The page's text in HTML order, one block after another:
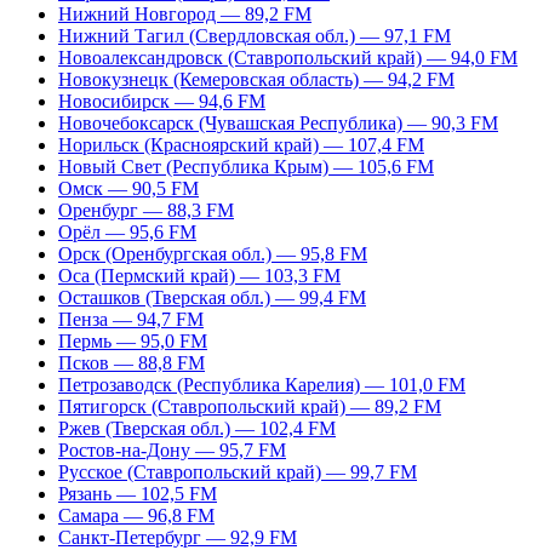
Нижний Новгород — 89,2 FM
Нижний Тагил (Свердловская обл.) — 97,1 FM
Новоалександровск (Ставропольский край) — 94,0 FM
Новокузнецк (Кемеровская область) — 94,2 FM
Новосибирск — 94,6 FM
Новочебоксарск (Чувашская Республика) — 90,3 FM
Норильск (Красноярский край) — 107,4 FM
Новый Свет (Республика Крым) — 105,6 FM
Омск — 90,5 FM
Оренбург — 88,3 FM
Орёл — 95,6 FM
Орск (Оренбургская обл.) — 95,8 FM
Оса (Пермский край) — 103,3 FM
Осташков (Тверская обл.) — 99,4 FM
Пенза — 94,7 FM
Пермь — 95,0 FM
Псков — 88,8 FM
Петрозаводск (Республика Карелия) — 101,0 FM
Пятигорск (Ставропольский край) — 89,2 FM
Ржев (Тверская обл.) — 102,4 FM
Ростов-на-Дону — 95,7 FM
Русское (Ставропольский край) — 99,7 FM
Рязань — 102,5 FM
Самара — 96,8 FM
Санкт-Петербург — 92,9 FM